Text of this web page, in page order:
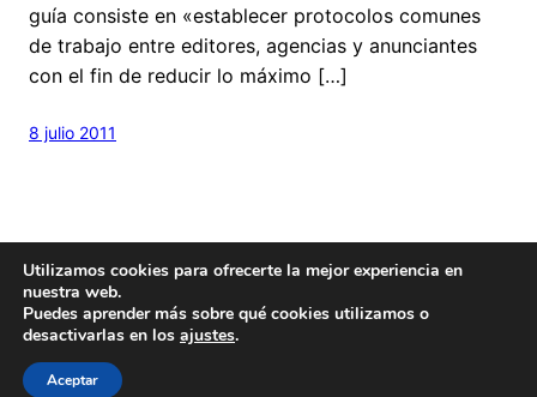
guía consiste en «establecer protocolos comunes
de trabajo entre editores, agencias y anunciantes
con el fin de reducir lo máximo […]
8 julio 2011
Hecho concariñoy un poquito de
Este blog es
Utilizamos cookies para ofrecerte la mejor experiencia en
nuestra web.
Puedes aprender más sobre qué cookies utilizamos o
desactivarlas en los ajustes.
Aceptar